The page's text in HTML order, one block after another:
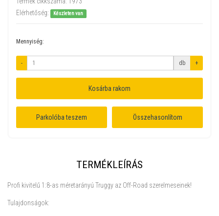
Elérhetőség:
Készleten van
Mennyiség:
- db +
Kosárba rakom
Parkolóba teszem Összehasonlítom
TERMÉKLEÍRÁS
Profi kivitelű 1:8-as méretarányú Truggy az Off-Road szerelmeseinek!
Tulajdonságok: